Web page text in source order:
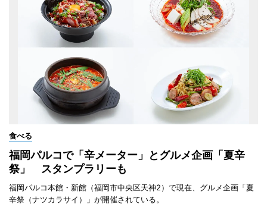
食べる
福岡パルコで「辛メーター」とグルメ企画「夏辛
祭」 スタンプラリーも
福岡パルコ本館・新館（福岡市中央区天神2）で現在、グルメ企画「夏
辛祭（ナツカラサイ）」が開催されている。